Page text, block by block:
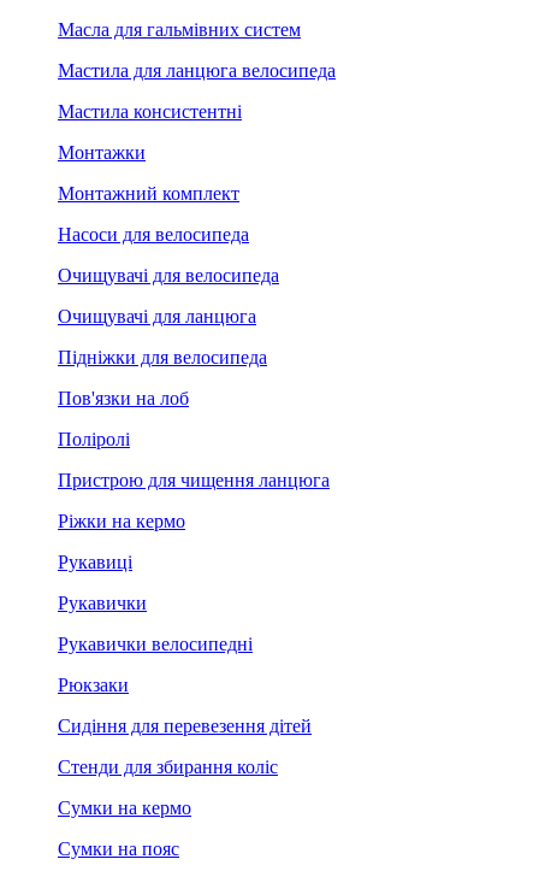
Масла для гальмівних систем
Мастила для ланцюга велосипеда
Мастила консистентні
Монтажки
Монтажний комплект
Насоси для велосипеда
Очищувачі для велосипеда
Очищувачі для ланцюга
Підніжки для велосипеда
Пов'язки на лоб
Поліролі
Пристрою для чищення ланцюга
Ріжки на кермо
Рукавиці
Рукавички
Рукавички велосипедні
Рюкзаки
Сидіння для перевезення дітей
Стенди для збирання коліс
Сумки на кермо
Сумки на пояс